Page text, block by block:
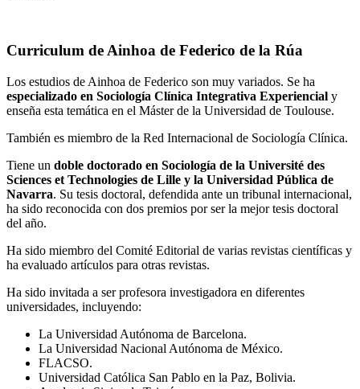
Curriculum de Ainhoa de Federico de la Rúa
Los estudios de Ainhoa de Federico son muy variados. Se ha
especializado en Sociología Clínica Integrativa Experiencial y
enseña esta temática en el Máster de la Universidad de Toulouse.
También es miembro de la Red Internacional de Sociología Clínica.
Tiene un doble doctorado en Sociología de la Université des
Sciences et Technologies de Lille y la Universidad Pública de
Navarra. Su tesis doctoral, defendida ante un tribunal internacional,
ha sido reconocida con dos premios por ser la mejor tesis doctoral
del año.
Ha sido miembro del Comité Editorial de varias revistas científicas y
ha evaluado artículos para otras revistas.
Ha sido invitada a ser profesora investigadora en diferentes
universidades, incluyendo:
La Universidad Autónoma de Barcelona.
La Universidad Nacional Autónoma de México.
FLACSO.
Universidad Católica San Pablo en la Paz, Bolivia.